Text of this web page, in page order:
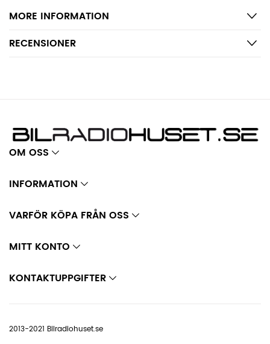
MORE INFORMATION
RECENSIONER
OM OSS
INFORMATION
VARFÖR KÖPA FRÅN OSS
MITT KONTO
KONTAKTUPPGIFTER
2013-2021 Bilradiohuset.se